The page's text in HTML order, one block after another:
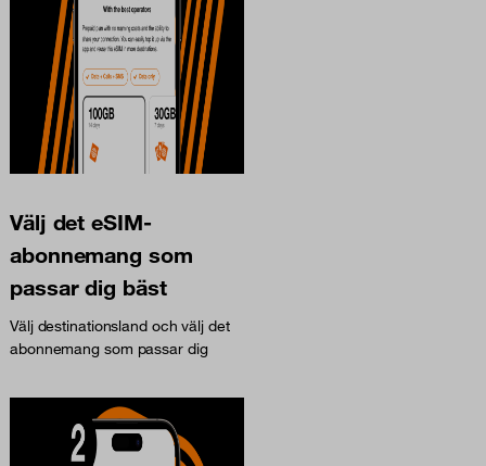
Välj det eSIM-
abonnemang som
passar dig bäst
Välj destinationsland och välj det
abonnemang som passar dig